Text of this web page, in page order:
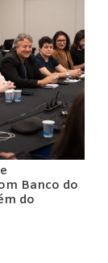
Banco do
do